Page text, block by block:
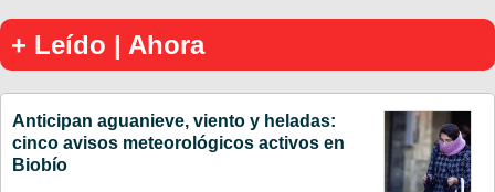
+ Leído | Ahora
Anticipan aguanieve, viento y heladas:
cinco avisos meteorológicos activos en
Biobío